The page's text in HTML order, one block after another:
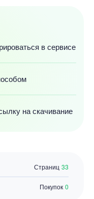
в сервисе
на скачивание
Страниц 33
Покупок 0